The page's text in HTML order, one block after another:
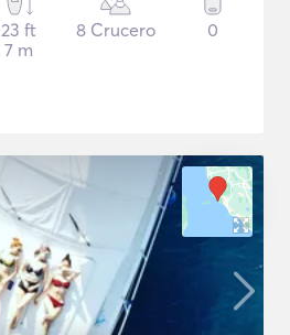
23 ft
7 m
8 Crucero 0